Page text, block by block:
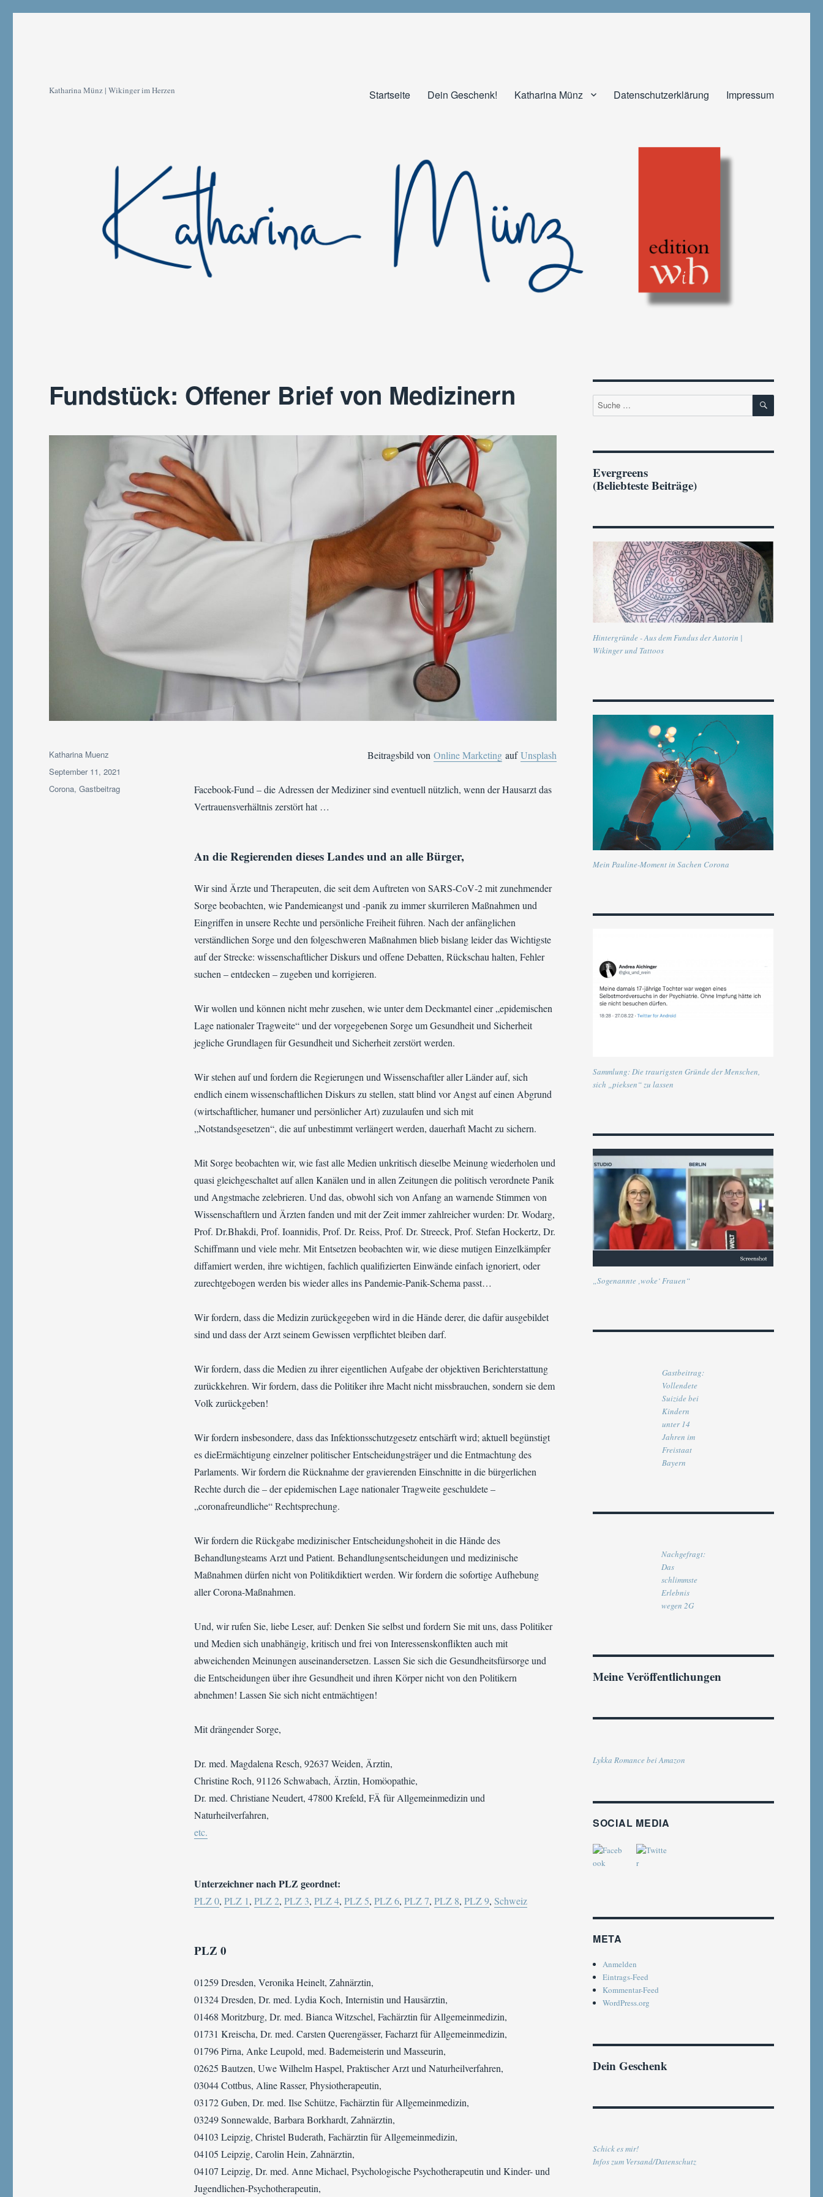
Katharina Münz | Wikinger im Herzen Startseite Dein Geschenk! Katharina Münz Datenschutzerklärung Impressum
Fundstück: Offener Brief von Medizinern
Beitragsbild von Online MarketingaufUnsplash
Facebook-Fund – die Adressen der Mediziner sind eventuell nützlich, wenn der Hausarzt das
Vertrauensverhältnis zerstört hat …
An die Regierenden dieses Landes und an alle Bürger,
Wir sind Ärzte und Therapeuten, die seit dem Auftreten von SARS-CoV‑2 mit zunehmender
Sorge beobachten, wie Pandemieangst und ‑panik zu immer skurrileren Maßnahmen und
Eingriffen in unsere Rechte und persönliche Freiheit führen. Nach der anfänglichen
verständlichen Sorge und den folgeschweren Maßnahmen blieb bislang leider das Wichtigste
auf der Strecke: wissenschaftlicher Diskurs und offene Debatten, Rückschau halten, Fehler
suchen – entdecken – zugeben und korrigieren.
Wir wollen und können nicht mehr zusehen, wie unter dem Deckmantel einer „epidemischen
Lage nationaler Tragweite“ und der vorgegebenen Sorge um Gesundheit und Sicherheit
jegliche Grundlagen für Gesundheit und Sicherheit zerstört werden.
Wir stehen auf und fordern die Regierungen und Wissenschaftler aller Länder auf, sich
endlich einem wissenschaftlichen Diskurs zu stellen, statt blind vor Angst auf einen Abgrund
(wirtschaftlicher, humaner und persönlicher Art) zuzulaufen und sich mit
„Notstandsgesetzen“, die auf unbestimmt verlängert werden, dauerhaft Macht zu sichern.
Mit Sorge beobachten wir, wie fast alle Medien unkritisch dieselbe Meinung wiederholen und
quasi gleichgeschaltet auf allen Kanälen und in allen Zeitungen die politisch verordnete Panik
und Angstmache zelebrieren. Und das, obwohl sich von Anfang an warnende Stimmen von
Wissenschaftlern und Ärzten fanden und mit der Zeit immer zahlreicher wurden: Dr. Wodarg,
Prof. Dr.Bhakdi, Prof. Ioannidis, Prof. Dr. Reiss, Prof. Dr. Streeck, Prof. Stefan Hockertz, Dr.
Schiffmann und viele mehr. Mit Entsetzen beobachten wir, wie diese mutigen Einzelkämpfer
diffamiert werden, ihre wichtigen, fachlich qualifizierten Einwände einfach ignoriert, oder
zurechtgebogen werden bis wieder alles ins Pandemie-Panik-Schema passt…
Wir fordern, dass die Medizin zurückgegeben wird in die Hände derer, die dafür ausgebildet
sind und dass der Arzt seinem Gewissen verpflichtet bleiben darf.
Wir fordern, dass die Medien zu ihrer eigentlichen Aufgabe der objektiven Berichterstattung
zurückkehren. Wir fordern, dass die Politiker ihre Macht nicht missbrauchen, sondern sie dem
Volk zurückgeben!
Wir fordern insbesondere, dass das Infektionsschutzgesetz entschärft wird; aktuell begünstigt
es dieErmächtigung einzelner politischer Entscheidungsträger und die Entmachtung des
Parlaments. Wir fordern die Rücknahme der gravierenden Einschnitte in die bürgerlichen
Rechte durch die – der epidemischen Lage nationaler Tragweite geschuldete –
„coronafreundliche“ Rechtsprechung.
Wir fordern die Rückgabe medizinischer Entscheidungshoheit in die Hände des
Behandlungsteams Arzt und Patient. Behandlungsentscheidungen und medizinische
Maßnahmen dürfen nicht von Politikdiktiert werden. Wir fordern die sofortige Aufhebung
aller Corona-Maßnahmen.
Und, wir rufen Sie, liebe Leser, auf: Denken Sie selbst und fordern Sie mit uns, dass Politiker
und Medien sich unabhängig, kritisch und frei von Interessenskonflikten auch mit
abweichenden Meinungen auseinandersetzen. Lassen Sie sich die Gesundheitsfürsorge und
die Entscheidungen über ihre Gesundheit und ihren Körper nicht von den Politikern
abnehmen! Lassen Sie sich nicht entmächtigen!
Mit drängender Sorge,
Dr. med. Magdalena Resch, 92637 Weiden, Ärztin,
Christine Roch, 91126 Schwabach, Ärztin, Homöopathie,
Dr. med. Christiane Neudert, 47800 Krefeld, FÄ für Allgemeinmedizin und
Naturheilverfahren,
etc.
Unterzeichner nach PLZ geordnet:
PLZ 0, PLZ 1, PLZ 2, PLZ 3, PLZ 4, PLZ 5, PLZ 6, PLZ 7, PLZ 8, PLZ 9, Schweiz
PLZ 0
01259 Dresden, Veronika Heinelt, Zahnärztin,
01324 Dresden, Dr. med. Lydia Koch, Internistin und Hausärztin,
01468 Moritzburg, Dr. med. Bianca Witzschel, Fachärztin für Allgemeinmedizin,
01731 Kreischa, Dr. med. Carsten Querengässer, Facharzt für Allgemeinmedizin,
01796 Pirna, Anke Leupold, med. Bademeisterin und Masseurin,
02625 Bautzen, Uwe Wilhelm Haspel, Praktischer Arzt und Naturheilverfahren,
03044 Cottbus, Aline Rasser, Physiotherapeutin,
03172 Guben, Dr. med. Ilse Schütze, Fachärztin für Allgemeinmedizin,
03249 Sonnewalde, Barbara Borkhardt, Zahnärztin,
04103 Leipzig, Christel Buderath, Fachärztin für Allgemeinmedizin,
04105 Leipzig, Carolin Hein, Zahnärztin,
04107 Leipzig, Dr. med. Anne Michael, Psychologische Psychotherapeutin und Kinder- und
Jugendlichen-Psychotherapeutin,
Autor
Katharina Muenz
Veröffentlicht
am
September 11, 2021
Kategorien
Corona,Gastbeitrag
Suche
nach:
SUCHEN
Evergreens
(Beliebteste Beiträge)
Hintergründe - Aus dem Fundus der Autorin |
Wikinger und Tattoos
Mein Pauline-Moment in Sachen Corona
Sammlung: Die traurigsten Gründe der Menschen,
sich „pieksen“ zu lassen
„Sogenannte ‚woke‘ Frauen“
Gastbeitrag:
Vollendete
Suizide bei
Kindern
unter 14
Jahren im
Freistaat
Bayern
Nachgefragt:
Das
schlimmste
Erlebnis
wegen 2G
Meine Veröffentlichungen
Lykka Romance bei Amazon
SOCIAL MEDIA
META
Anmelden
Eintrags-Feed
Kommentar-Feed
WordPress.org
Dein Geschenk
Schick es mir!
Infos zum Versand/Datenschutz